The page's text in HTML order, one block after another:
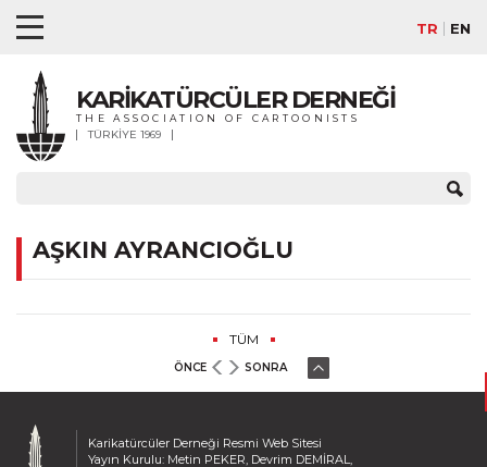
TR EN
KARİKATÜRCÜLER DERNEĞİ
THE ASSOCIATION OF CARTOONISTS
TÜRKİYE 1969
AŞKIN AYRANCIOĞLU
TÜM
ÖNCE SONRA
Karikatürcüler Derneği Resmi Web Sitesi
Yayın Kurulu: Metin PEKER, Devrim DEMİRAL,